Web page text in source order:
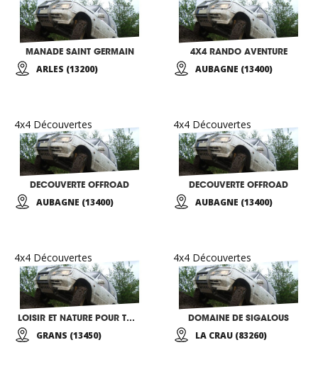
MANADE SAINT GERMAIN
ARLES (13200)
4X4 RANDO AVENTURE
AUBAGNE (13400)
4x4 Découvertes
DECOUVERTE OFFROAD
AUBAGNE (13400)
4x4 Découvertes
DECOUVERTE OFFROAD
AUBAGNE (13400)
4x4 Découvertes
LOISIR ET NATURE POUR TOUS
GRANS (13450)
4x4 Découvertes
DOMAINE DE SIGALOUS
LA CRAU (83260)